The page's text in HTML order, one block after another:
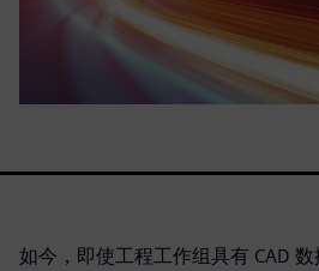
如今，即使工程工作组具有 CAD